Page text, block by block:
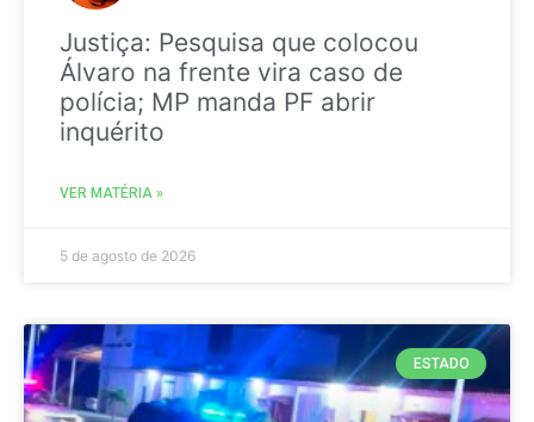
Justiça: Pesquisa que colocou
Álvaro na frente vira caso de
polícia; MP manda PF abrir
inquérito
VER MATÉRIA »
5 de agosto de 2026
ESTADO